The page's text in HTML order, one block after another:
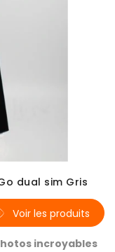
dual sim Gris
incroyables
Voir les produits